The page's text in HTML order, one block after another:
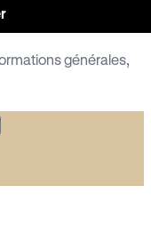
générales,